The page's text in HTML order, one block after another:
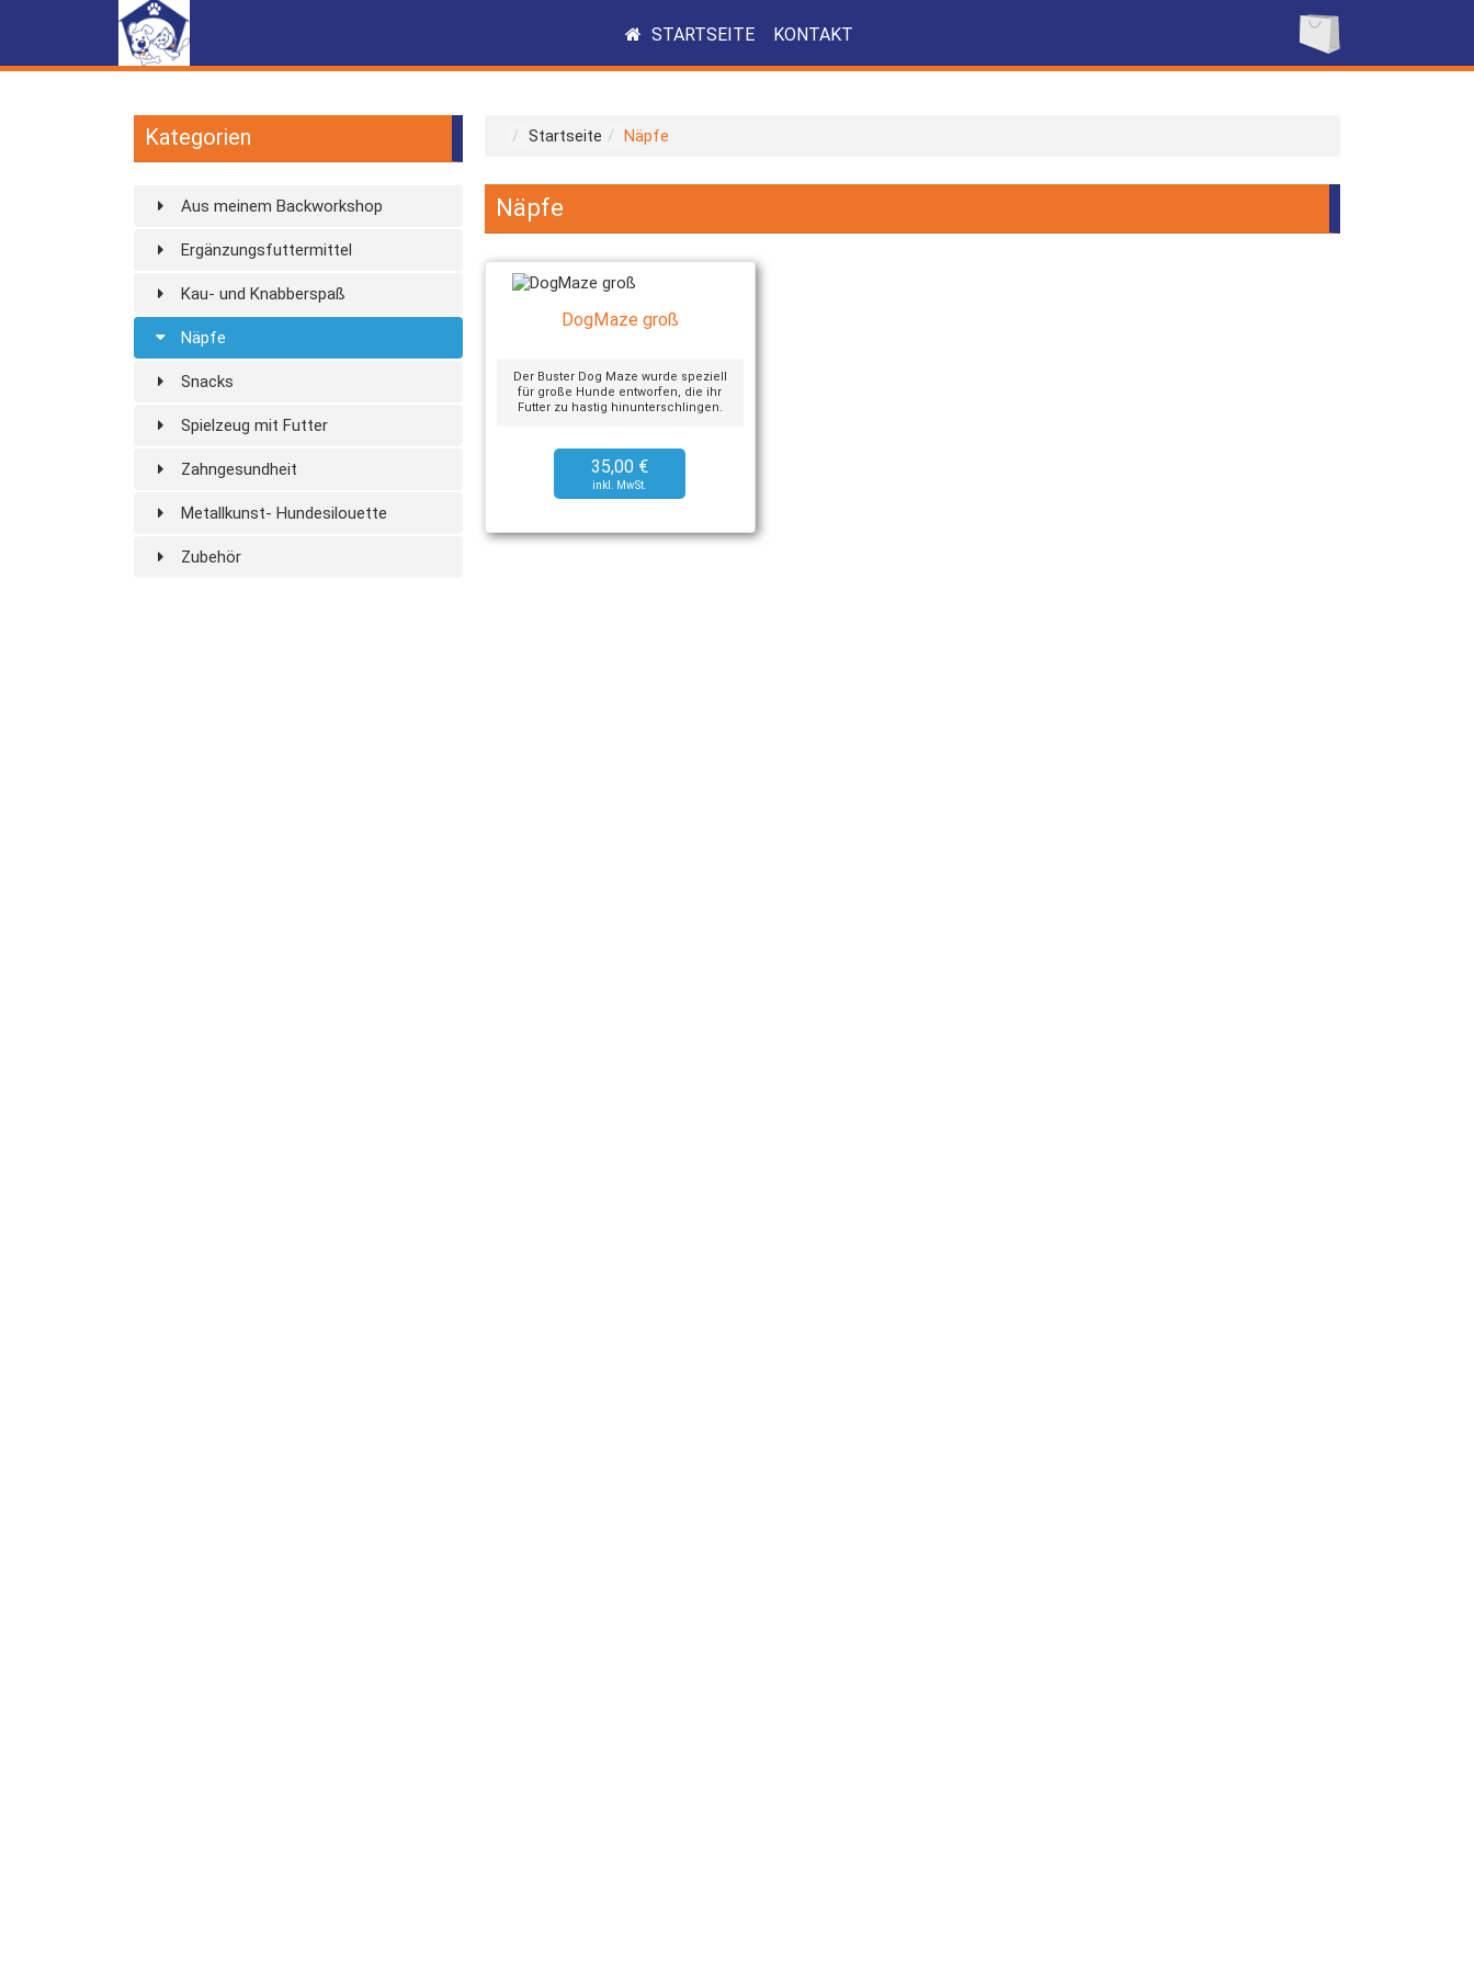
STARTSEITE KONTAKT
Kategorien
Aus meinem Backworkshop
Ergänzungsfuttermittel
Kau- und Knabberspaß
Näpfe
Snacks
Spielzeug mit Futter
Zahngesundheit
Metallkunst- Hundesilouette
Zubehör
Startseite Näpfe
Näpfe
DogMaze groß
Der Buster Dog Maze wurde speziell
für große Hunde entworfen, die ihr
Futter zu hastig hinunterschlingen.
35,00 €